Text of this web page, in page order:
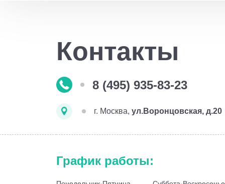
Контакты
8 (495) 935-83-23
г. Москва, ул.Воронцовская, д.20
График работы: